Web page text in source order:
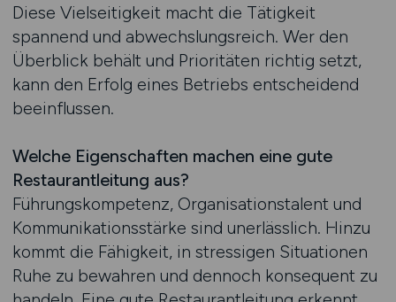
Diese Vielseitigkeit macht die Tätigkeit
spannend und abwechslungsreich. Wer den
Überblick behält und Prioritäten richtig setzt,
kann den Erfolg eines Betriebs entscheidend
beeinflussen.
Welche Eigenschaften machen eine gute
Restaurantleitung aus?
Führungskompetenz, Organisationstalent und
Kommunikationsstärke sind unerlässlich. Hinzu
kommt die Fähigkeit, in stressigen Situationen
Ruhe zu bewahren und dennoch konsequent zu